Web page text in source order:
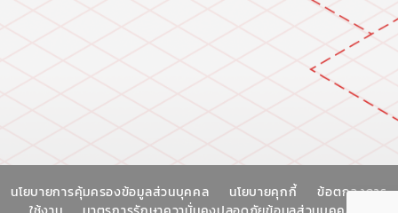
นโยบายการคุ้มครองข้อมูลส่วนบุคคล นโยบายคุกกี้
ข้อตกลงการ